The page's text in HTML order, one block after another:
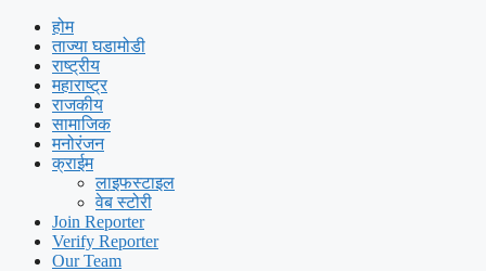
होम
ताज्या घडामोडी
राष्ट्रीय
महाराष्ट्र
राजकीय
सामाजिक
मनोरंजन
क्राईम
लाइफस्टाइल
वेब स्टोरी
Join Reporter
Verify Reporter
Our Team